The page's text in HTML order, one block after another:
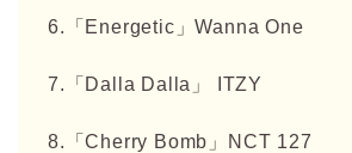
6.「Energetic」Wanna One
7.「Dalla Dalla」 ITZY
8.「Cherry Bomb」NCT 127